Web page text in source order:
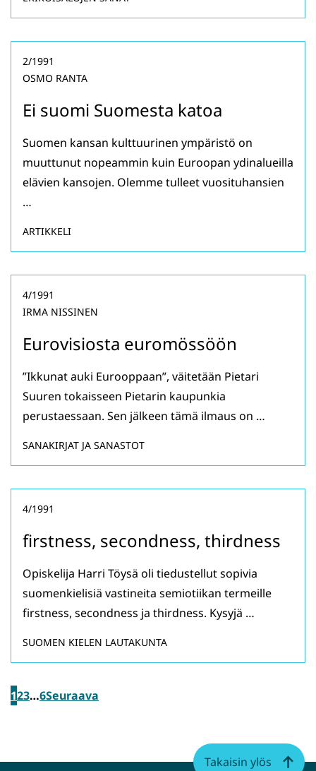
Ei suomi Suomesta katoa
2/1991
OSMO RANTA
Suomen kansan kulttuurinen ympäristö on
muuttunut nopeammin kuin Euroopan ydinalueilla
elävien kansojen. Olemme tulleet vuosituhansien
…
ARTIKKELI
Eurovisiosta euromössöön
4/1991
IRMA NISSINEN
”Ikkunat auki Eurooppaan”, väitetään Pietari
Suuren tokaisseen Pietarin kaupunkia
perustaessaan. Sen jälkeen tämä ilmaus on …
SANAKIRJAT JA SANASTOT
firstness, secondness, thirdness
4/1991
Opiskelija Harri Töysä oli tiedustellut sopivia
suomenkielisiä vastineita semiotiikan termeille
firstness, secondness ja thirdness. Kysyjä …
SUOMEN KIELEN LAUTAKUNTA
123…6Seuraava
Takaisin ylös